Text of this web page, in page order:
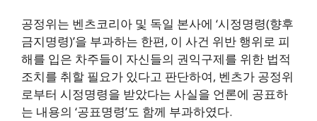
공정위는 벤츠코리아 및 독일 본사에 ‘시정명령(향후
금지명령)’을 부과하는 한편, 이 사건 위반 행위로 피
해를 입은 차주들이 자신들의 권익구제를 위한 법적
조치를 취할 필요가 있다고 판단하여, 벤츠가 공정위
로부터 시정명령을 받았다는 사실을 언론에 공표하
는 내용의 ‘공표명령’도 함께 부과하였다.